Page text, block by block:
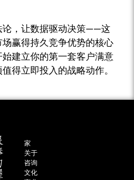
论，让数据驱动决策——这
赢得持久竞争优势的核心
建立你的第一套客户满意
得立即投入的战略动作。
家
关于
咨询
文化